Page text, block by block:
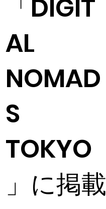
「DIGIT
AL
NOMAD
S
TOKYO
」に掲載